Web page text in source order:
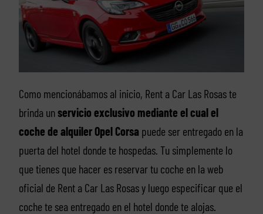
Como mencionábamos al inicio, Rent a Car Las Rosas te
brinda unservicio exclusivo mediante el cual el
coche de alquiler Opel Corsa puede ser entregado en la
puerta del hotel donde te hospedas. Tu simplemente lo
que tienes que hacer es reservar tu coche en la web
oficial de Rent a Car Las Rosas y luego especificar que el
coche te sea entregado en el hotel donde te alojas.